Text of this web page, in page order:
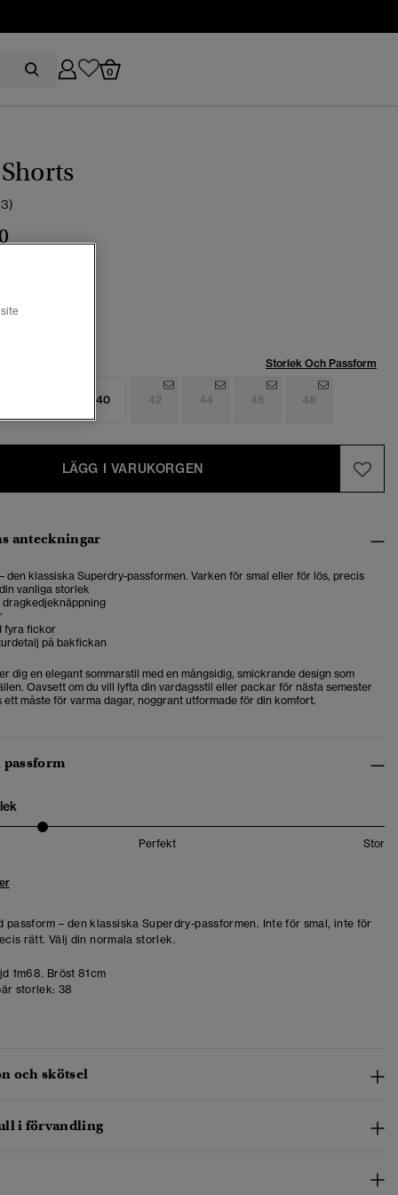
0
Storlek Och Passform
40 42 44 46 48
LÄGG I VARUKORGEN
anteckningar
den klassiska Superdry-passformen. Varken för smal eller för lös, precis
vanliga storlek
dragkedjeknäppning
fyra fickor
på bakfickan
dig en elegant sommarstil med en mångsidig, smickrande design som
Oavsett om du vill lyfta din vardagsstil eller packar för nästa semester
ett måste för varma dagar, noggrant utformade för din komfort.
Perfekt Stor
passform – den klassiska Superdry-passformen. Inte för smal, inte för
rätt. Välj din normala storlek.
1m68. Bröst 81cm
storlek: 38
och skötsel
i förvandling